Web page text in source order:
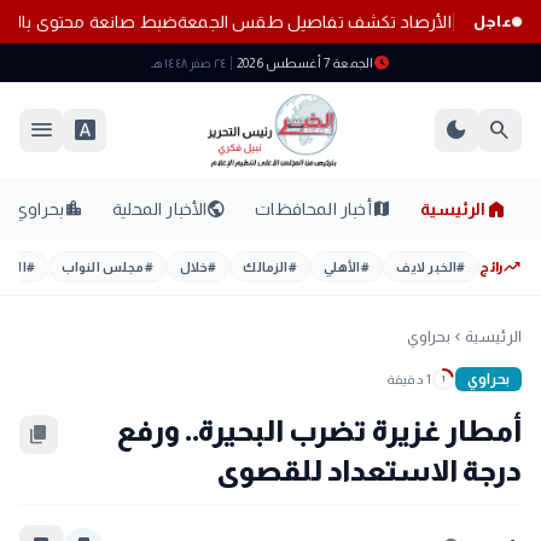
عاجل
هذه المناطق.. الأرصاد تكشف تفاصيل طقس الجمعةضبط صانعة محتوى
scheduleالجمعة 7 أغسطس 2026 ٢٤ صفر ١٤٤٨ هـ
search
dark_mode
font_download
menu
home الرئيسية mapأخبار المحافظات publicالأخبار المحلية location_cityبحراوي
trending_upرائج #الخبر لايف #الأهلي #الزمالك #خلال #مجلس النواب #
الرئيسية chevron_left بحراوي
بحراوي 1 1 دقيقة
أمطار غزيرة تضرب البحيرة.. ورفع
درجة الاستعداد للقصوى
content_copy